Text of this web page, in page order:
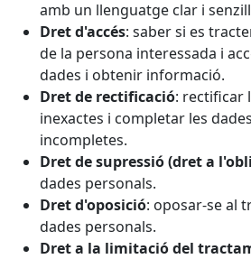
amb un llenguatge clar i
Dret d'accés: saber si es
de la persona interessada i
dades i obtenir informació.
Dret de rectificació: rectificar
inexactes i completar les
incompletes.
Dret de supressió (dret a
dades personals.
Dret d'oposició: oposar-se al
dades personals.
Dret a la limitació del